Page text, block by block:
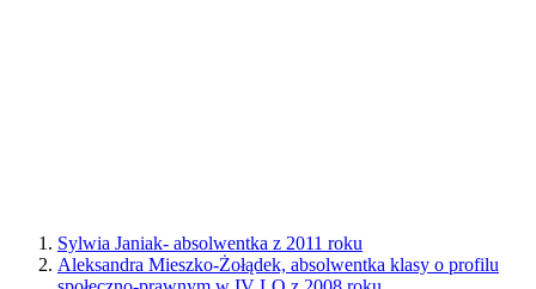
Sylwia Janiak- absolwentka z 2011 roku
Aleksandra Mieszko-Żołądek, absolwentka klasy o profilu